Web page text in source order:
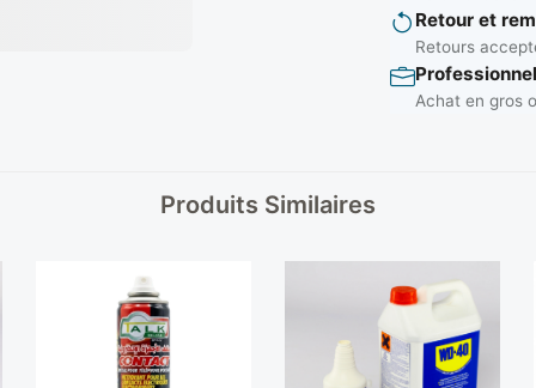
Retour et
Retours
Achat en gros
Produits Similaires